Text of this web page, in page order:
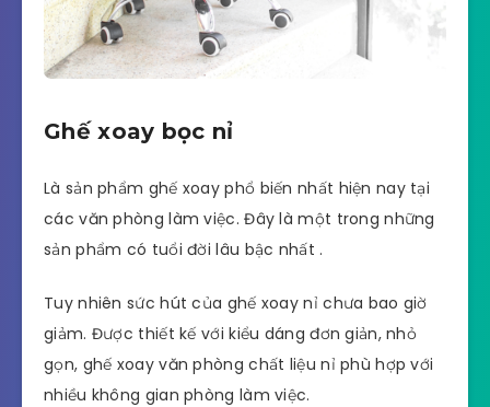
Ghế xoay bọc nỉ
Là sản phẩm ghế xoay phổ biến nhất hiện nay tại
các văn phòng làm việc. Đây là một trong những
sản phẩm có tuổi đời lâu bậc nhất .
Tuy nhiên sức hút của ghế xoay nỉ chưa bao giờ
giảm. Được thiết kế với kiểu dáng đơn giản, nhỏ
gọn, ghế xoay văn phòng chất liệu nỉ phù hợp với
nhiều không gian phòng làm việc.